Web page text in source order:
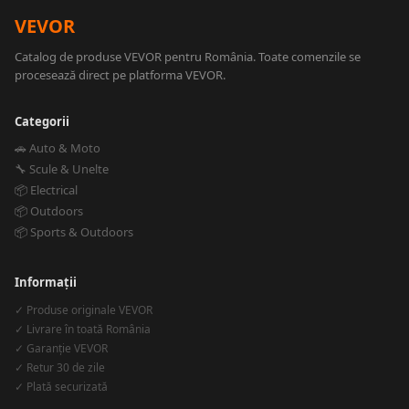
VEVOR
Catalog de produse VEVOR pentru România. Toate comenzile se
procesează direct pe platforma VEVOR.
Categorii
🚗 Auto & Moto
🔧 Scule & Unelte
📦 Electrical
📦 Outdoors
📦 Sports & Outdoors
Informații
✓ Produse originale VEVOR
✓ Livrare în toată România
✓ Garanție VEVOR
✓ Retur 30 de zile
✓ Plată securizată